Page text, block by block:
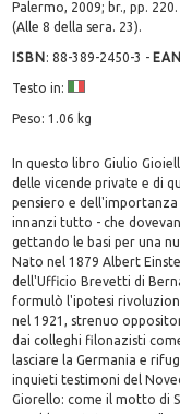
Palermo, 2009; br., pp. 220.
(Alle 8 della sera. 23).
ISBN:88-389-2450-3 -
Testo in:
Peso: 1.06 kg
In questo libro Giulio
delle vicende private e di
pensiero e
innanzi tutto - che
gettando le basi per una
Nato nel 1879 Albert
dell'Ufficio Brevetti di
formulò l'ipotesi
nel 1921, strenuo
dai colleghi filonazisti
lasciare la Germania e
inquieti testimoni del
Giorello: come il motto di